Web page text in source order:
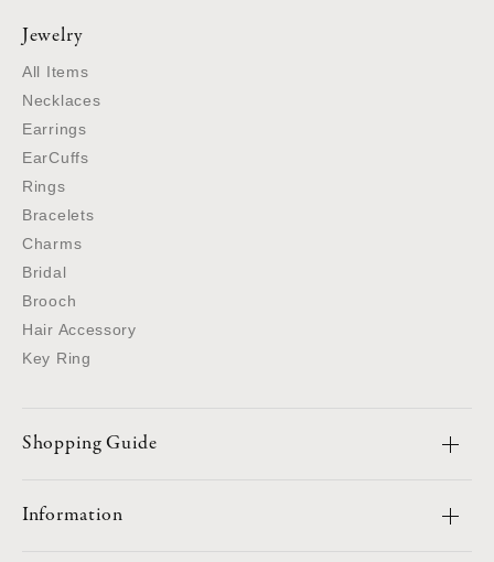
Jewelry
All Items
Necklaces
Earrings
EarCuffs
Rings
Bracelets
Charms
Bridal
Brooch
Hair Accessory
Key Ring
Shopping Guide
Information